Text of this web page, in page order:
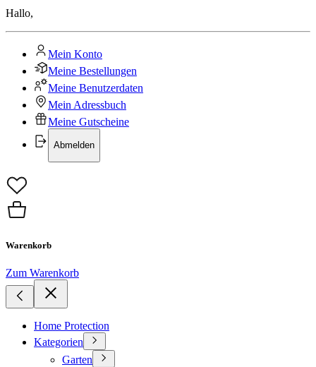
Hallo,
Mein Konto
Meine Bestellungen
Meine Benutzerdaten
Mein Adressbuch
Meine Gutscheine
Abmelden
Warenkorb
Zum Warenkorb
Home Protection
Kategorien
Garten